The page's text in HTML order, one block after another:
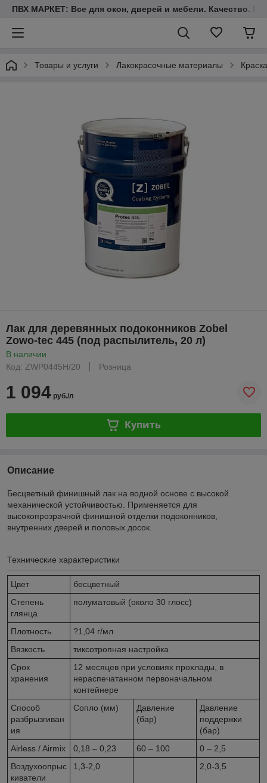
ПВХ МАРКЕТ: Все для окон, дверей и мебели. Качество.
Товары и услуги Лакокрасочные материалы Краска
Лак для деревянных подоконников Zobel
Zowo-tec 445 (под распылитель, 20 л)
В наличии
Код: ZWP0445H/20
Розница
1 094 руб./л
Купить
Описание
Бесцветный финишный лак на водной основе с высокой
механической устойчивостью. Применяется для
высокопрозрачной финишной отделки подоконников,
внутренних дверей и половых досок.
Технические характеристики
Цвет
бесцветный
Степень
глянца
полуматовый (около 30 глосс)
Плотность
?1,04 г/мл
Вязкость
тиксотропная настройка
Срок
хранения
12 месяцев при условиях прохлады, в
нераспечатанном первоначальном
контейнере
Способ
разбрызгиван
ия
Сопло (мм)
Давление
(бар)
Давление
поддержки
(бар)
Airless / Airmix
0,18 – 0,23 60 – 100
0 – 2,5
Воздухоопрыс
киватели
1,3-2,0 2,0-3,5